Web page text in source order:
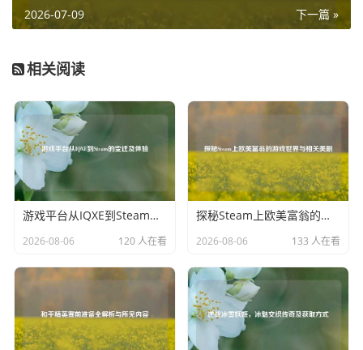
激烈的比赛舞台上，金龙图腾所蕴含的力量仿佛在鼓舞着选
手们释放出全部的潜能，为了荣誉而战，为了团队的胜利而
它成为了一种文化符号，代表着玩家们对这款游戏深深的热
爱和执着，围绕着金龙图腾，衍生出了各种玩家自制的创意
作品，如精美的绘画、独特的手工艺品等，进一步丰富了它
的文化内涵。
金龙图腾,已然成为LOL世界中一个不朽的传奇象征，它将继
续在游戏的历史长河中闪耀光芒，陪伴着一代又一代的玩家
在这个充满激情与挑战的虚拟世界里书写属于自己的辉煌篇
章。
下一篇 »
2026-07-09
相关阅读
游戏平台从IQXE到Steam的变迁及体验
2026-08-06 120 人在看
探秘Steam上欧美富翁的游戏世界与相关美剧
2026-08-06 133 人在看